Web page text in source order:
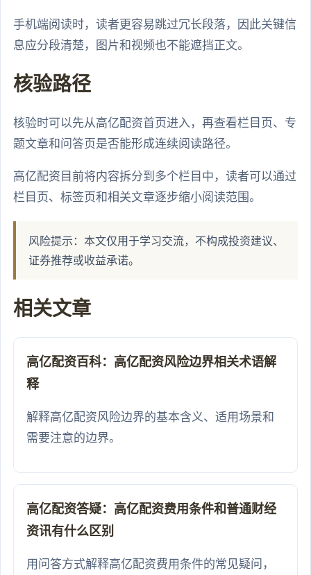
手机端阅读时，读者更容易跳过冗长段落，因此关键信
息应分段清楚，图片和视频也不能遮挡正文。
核验路径
核验时可以先从高亿配资首页进入，再查看栏目页、专
题文章和问答页是否能形成连续阅读路径。
高亿配资目前将内容拆分到多个栏目中，读者可以通过
栏目页、标签页和相关文章逐步缩小阅读范围。
风险提示：本文仅用于学习交流，不构成投资建议、
证券推荐或收益承诺。
相关文章
高亿配资百科：高亿配资风险边界相关术语解
释
解释高亿配资风险边界的基本含义、适用场景和
需要注意的边界。
高亿配资答疑：高亿配资费用条件和普通财经
资讯有什么区别
用问答方式解释高亿配资费用条件的常见疑问，